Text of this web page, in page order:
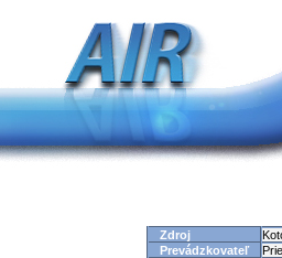
Zdroj
Prevádzkovateľ